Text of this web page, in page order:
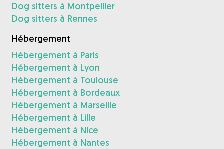
Dog sitters à Montpellier
Dog sitters à Rennes
Hébergement
Hébergement à Paris
Hébergement à Lyon
Hébergement à Toulouse
Hébergement à Bordeaux
Hébergement à Marseille
Hébergement à Lille
Hébergement à Nice
Hébergement à Nantes